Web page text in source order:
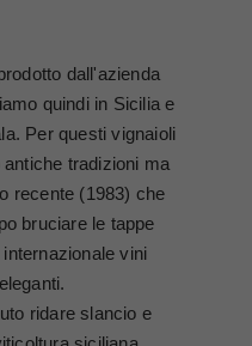
dall'azienda
quindi in Sicilia e
Per questi vignaioli
tradizioni ma
recente (1983) che
bruciare le tappe
vini
ridare slancio e